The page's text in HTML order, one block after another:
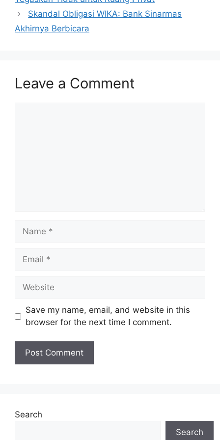
Skandal Obligasi WIKA: Bank Sinarmas
Akhirnya Berbicara
Leave a Comment
Name
Email
Website
Save my name, email, and website in this
browser for the next time I comment.
Search
Search